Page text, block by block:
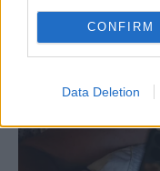
CONFIRM
Data Deletion